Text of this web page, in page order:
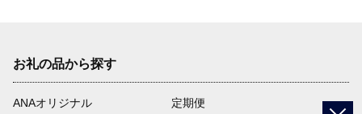
お礼の品から探す
ANAオリジナル
定期便